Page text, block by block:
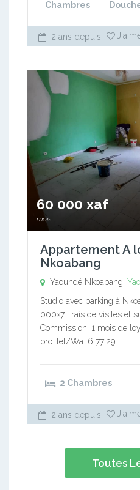
Chambres
2 ans depuis
60 000 xaf
mois
Appartement A
Nkoabang
Yaoundé Nkoabang,
Studio avec parking à
000×7 Frais de visites et
Commission: 1 mois de
pro Tél/Wa: 6 77 29…
2 Chambres
2 ans depuis
Toutes